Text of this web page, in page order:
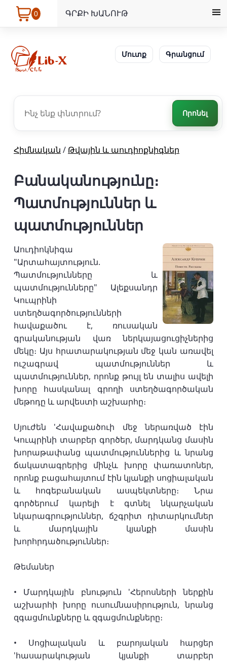
0 ԳՐՔԻ ԽԱՆՈՒԹ
Մուտք Գրանցում
Որոնել
Հիմնական / Թվային և աուդիոքնիգներ
Բանականությունը։
Պատմություններ և
պատմություններ
Աուդիոկնիգա
"Արտահայտություն.
Պատմությունները և
պատմությունները" Ալեքսանդր
Կուպրինի
ստեղծագործությունների
հավաքածու է, ռուսական
գրականության վառ ներկայացուցիչներից
մեկը։ Այս հրատարակության մեջ կան առավել
ուշագրավ պատմություններ և
պատմություններ, որոնք թույլ են տալիս ավելի
խորը հասկանալ գրողի ստեղծագործական
մեթոդը և արվեստի աշխարհը։
Սյուժեն 'Հավաքածուի մեջ ներառված էին
Կուպրինի տարբեր գործեր, մարդկանց մասին
խորաթափանց պատմություններից և նրանց
ճակատագրերից մինչև խորը փառատոներ,
որոնք բացահայտում էին կյանքի սոցիալական
և հոգեբանական ասպեկտները։ Նրա
գործերում կարելի է գտնել նկարչական
նկարագրություններ, ճշգրիտ դիտարկումներ
և մարդկային կյանքի մասին
խորհրդածություններ։
Թեմաներ
• Մարդկային բնություն 'Հերոսների ներքին
աշխարհի խորը ուսումնասիրություն, նրանց
զգացմունքները և զգացմունքները։
• Սոցիալական և բարոյական հարցեր
'հասարակության կյանքի տարբեր